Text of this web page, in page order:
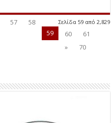
Σελίδα 59 από 2,829
57
58
59
60
61
»
70